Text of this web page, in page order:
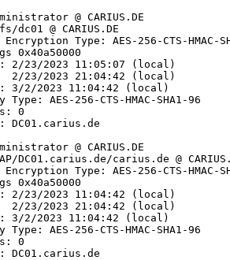
@ CARIUS.DE
dc01 @ CARIUS.DE
Encryption Type: AES-256-CTS-HMAC-
0x40a50000
2/23/2023 11:05:07 (local)
2/23/2023 21:04:42 (local)
3/2/2023 11:04:42 (local)
Type: AES-256-CTS-HMAC-SHA1-96
0
DC01.carius.de
@ CARIUS.DE
DC01.carius.de/carius.de @
Encryption Type: AES-256-CTS-HMAC-
0x40a50000
2/23/2023 11:04:42 (local)
2/23/2023 21:04:42 (local)
3/2/2023 11:04:42 (local)
Type: AES-256-CTS-HMAC-SHA1-96
0
DC01.carius.de